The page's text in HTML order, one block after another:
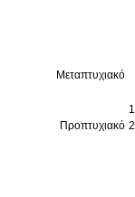
Μεταπτυχιακό
Προπτυχιακό